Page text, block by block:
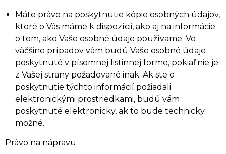
Máte právo na poskytnutie kópie osobných údajov,
ktoré o Vás máme k dispozícii, ako aj na informácie
o tom, ako Vaše osobné údaje používame. Vo
väčšine prípadov vám budú Vaše osobné údaje
poskytnuté v písomnej listinnej forme, pokiaľ nie je
z Vašej strany požadované inak. Ak ste o
poskytnutie týchto informácií požiadali
elektronickými prostriedkami, budú vám
poskytnuté elektronicky, ak to bude technicky
možné.
Právo na nápravu